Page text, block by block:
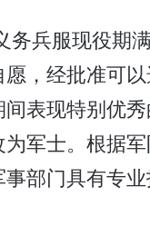
务兵服现役期
，经批准可
表现特别优
军士。根据
部门具有专